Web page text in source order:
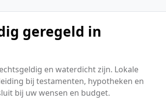
geregeld in
en waterdicht zijn. Lokale
bij testamenten, hypotheken en
bij uw wensen en budget.